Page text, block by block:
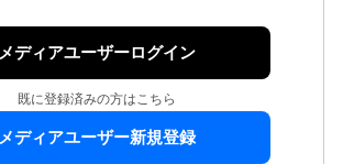
メディアユーザーログイン
既に登録済みの方はこちら
メディアユーザー新規登録